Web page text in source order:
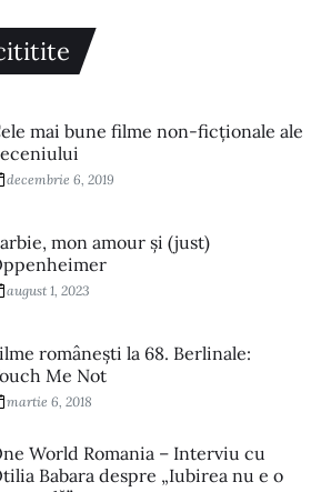
mai bune filme non-ficționale ale
decembrie 6, 2019
mon amour și (just)
august 1, 2023
româneşti la 68. Berlinale:
Me Not
martie 6, 2018
World Romania – Interviu cu
Babara despre „Iubirea nu e o